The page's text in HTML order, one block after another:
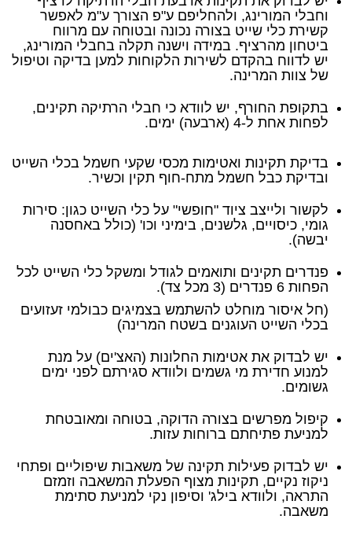
וחבלי המורינג, ולהחליפם ע"פ הצורך ע"מ לאפשר
קשירת כלי שייט בצורה נכונה ובטוחה עם מרווח
ביטחון מהרציף. במידה וישנה תקלה בחבלי המורינג,
יש לדווח בהקדם לשירות הלקוחות למען בדיקה וטיפול
של צוות המרינה.
בתקופת החורף, יש לוודא כי חבלי הרתיקה תקינים,
לפחות אחת ל-4 (ארבעה) ימים.
בדיקת תקינות ואטימות מכסי שקעי חשמל בכלי השייט
ובדיקת כבל חשמל מתח-חוף תקין וכשיר.
לקשור ולייצב ציוד "חופשי" על כלי השייט כגון: סירות
גומי, כיסויים, גלשנים, בימיני וכו' (כולל באחסנה
יבשה).
פנדרים תקינים ותואמים לגודל ומשקל כלי השייט לכל
הפחות 6 פנדרים (3 מכל צד).
(חל איסור מוחלט להשתמש בצמיגים כבולמי זעזועים
בכלי השייט העוגנים בשטח המרינה)
יש לבדוק את אטימות החלונות (האצ'ים) על מנת
למנוע חדירת מי גשמים ולוודא סגירתם לפני ימים
גשומים.
קיפול מפרשים בצורה הדוקה, בטוחה ומאובטחת
למניעת פתיחתם ברוחות עזות.
יש לבדוק פעילות תקינה של משאבות שיפוליים ופתחי
ניקוז נקיים, תקינות מצוף הפעלת המשאבה וזמזם
התראה, ולוודא בילג' וסיפון נקי למניעת סתימת
משאבה.